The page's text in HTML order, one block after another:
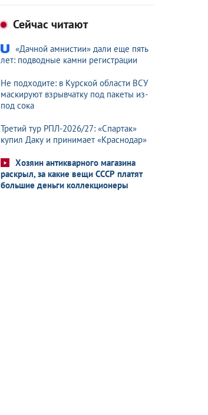
Сейчас читают
«Дачной амнистии» дали еще пять
лет: подводные камни регистрации
Не подходите: в Курской области ВСУ
маскируют взрывчатку под пакеты из-
под сока
Третий тур РПЛ-2026/27: «Спартак»
купил Даку и принимает «Краснодар»
Хозяин антикварного магазина
раскрыл, за какие вещи СССР платят
большие деньги коллекционеры